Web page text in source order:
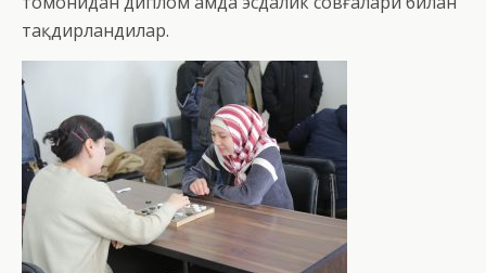
тақдирландилар.